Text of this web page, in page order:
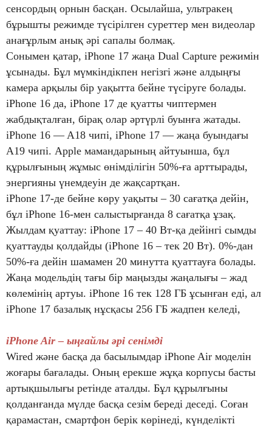
сенсордың орнын басқан. Осылайша, ультракең
бұрышты режимде түсірілген суреттер мен видеолар
анағұрлым анық әрі сапалы болмақ.
Сонымен қатар, iPhone 17 жаңа Dual Capture режимін
ұсынады. Бұл мүмкіндікпен негізгі және алдыңғы
камера арқылы бір уақытта бейне түсіруге болады.
iPhone 16 да, iPhone 17 де қуатты чиптермен
жабдықталған, бірақ олар әртүрлі буынға жатады.
iPhone 16 — A18 чипі, iPhone 17 — жаңа буындағы
A19 чипі. Apple мамандарының айтуынша, бұл
құрылғының жұмыс өнімділігін 50%-ға арттырады,
энергияны үнемдеуін де жақсартқан.
iPhone 17-де бейне көру уақыты – 30 сағатқа дейін,
бұл iPhone 16-мен салыстырғанда 8 сағатқа ұзақ.
Жылдам қуаттау: iPhone 17 – 40 Вт-қа дейінгі сымды
қуаттауды қолдайды (iPhone 16 – тек 20 Вт). 0%-дан
50%-ға дейін шамамен 20 минутта қуаттауға болады.
Жаңа модельдің тағы бір маңызды жаңалығы – жад
көлемінің артуы. iPhone 16 тек 128 ГБ ұсынған еді, ал
iPhone 17 базалық нұсқасы 256 ГБ жадпен келеді,
iPhone Air – ыңғайлы әрі сенімді
Wired және басқа да басылымдар iPhone Air моделін
жоғары бағалады. Оның ерекше жұқа корпусы басты
артықшылығы ретінде аталды. Бұл құрылғыны
қолданғанда мүлде басқа сезім береді деседі. Соған
қарамастан, смартфон берік көрінеді, күнделікті